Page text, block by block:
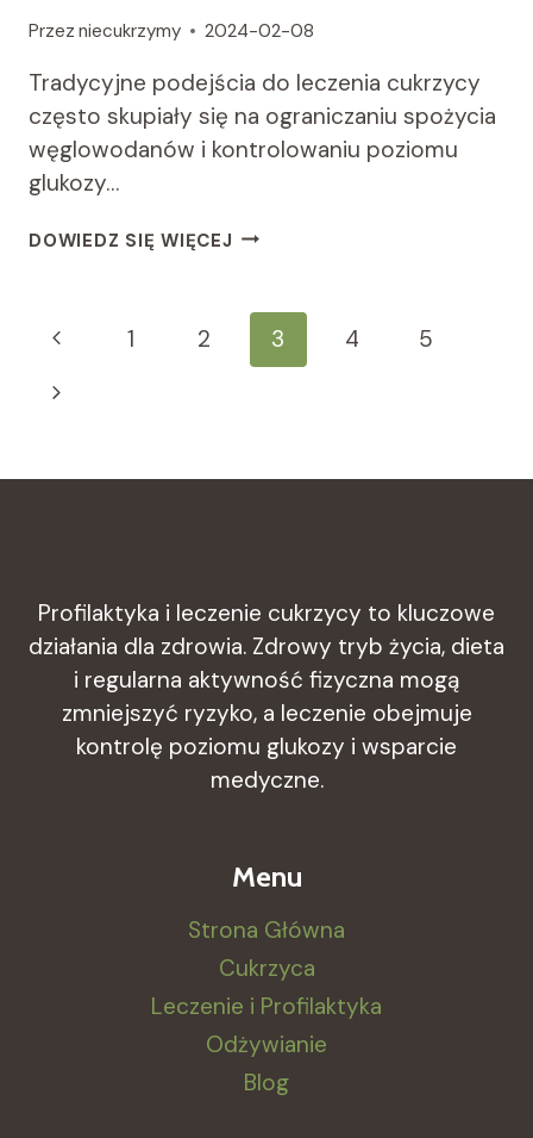
Przez niecukrzymy 2024-02-08
Tradycyjne podejścia do leczenia cukrzycy
często skupiały się na ograniczaniu spożycia
węglowodanów i kontrolowaniu poziomu
glukozy…
DOWIEDZ SIĘ WIĘCEJ CUKRZYCA
DIETA:
NOWE
PODEJŚCIA
Nawigacja
Strony
Poprzednia
strona
1 2 3 4
5
Następna
Profilaktyka i leczenie cukrzycy to kluczowe
działania dla zdrowia. Zdrowy tryb życia, dieta
i regularna aktywność fizyczna mogą
zmniejszyć ryzyko, a leczenie obejmuje
kontrolę poziomu glukozy i wsparcie
medyczne.
Menu
Strona Główna
Cukrzyca
Leczenie i Profilaktyka
Odżywianie
Blog